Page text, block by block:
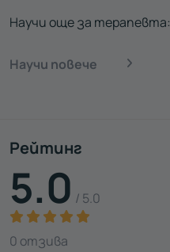
Научи още за терапевта:
Научи повече
Рейтинг
5.0 / 5.0
0 отзива